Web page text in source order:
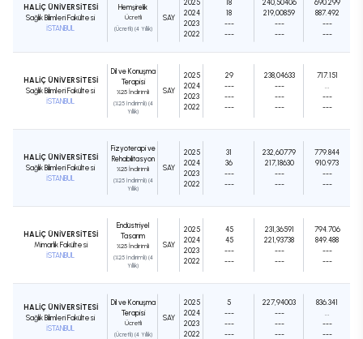
HALİÇ ÜNİVERSİTESİ
Sağlık Bilimleri Fakültesi
İSTANBUL
Hemşirelik
Ücretli
(Ücretli) (4 Yıllık)
SAY
2025
2024
2023
2022
18
18
---
---
240,50406
219,00859
---
---
690.299
887.492
---
---
HALİÇ ÜNİVERSİTESİ
Sağlık Bilimleri Fakültesi
İSTANBUL
Dil ve Konuşma
Terapisi
%25 İndirimli
(%25 İndirimli) (4
Yıllık)
SAY
2025
2024
2023
2022
29
---
---
---
238,04633
---
---
---
717.151
---
---
HALİÇ ÜNİVERSİTESİ
Sağlık Bilimleri Fakültesi
İSTANBUL
Fizyoterapi ve
Rehabilitasyon
%25 İndirimli
(%25 İndirimli) (4
Yıllık)
SAY
2025
2024
2023
2022
31
36
---
---
232,60779
217,18630
---
---
779.844
910.973
---
---
HALİÇ ÜNİVERSİTESİ
Mimarlık Fakültesi
İSTANBUL
Endüstriyel
Tasarım
%25 İndirimli
(%25 İndirimli) (4
Yıllık)
SAY
2025
2024
2023
2022
45
45
---
---
231,36591
221,93738
---
---
794.706
849.488
---
---
HALİÇ ÜNİVERSİTESİ
Sağlık Bilimleri Fakültesi
İSTANBUL
Dil ve Konuşma
Terapisi
Ücretli
(Ücretli) (4 Yıllık)
SAY
2025
2024
2023
2022
5
---
---
---
227,94003
---
---
---
836.341
---
---